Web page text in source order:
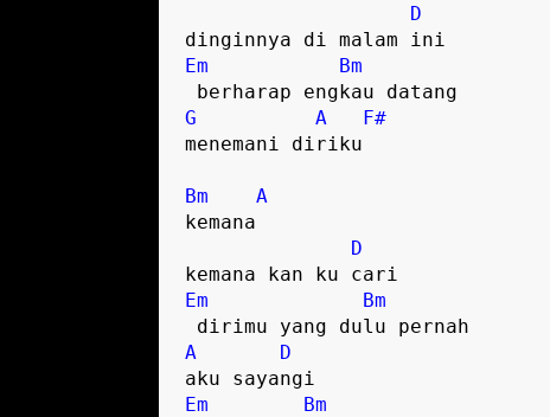
D
Em
Bm
G
A
F#
menemani diriku
Bm
A
kemana
D
Em
Bm
A
D
Em
Bm